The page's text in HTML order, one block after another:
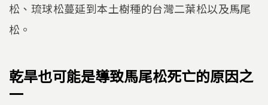
松、琉球松蔓延到本土樹種的台灣二葉松以及馬尾
松。
乾旱也可能是導致馬尾松死亡的原因之
一